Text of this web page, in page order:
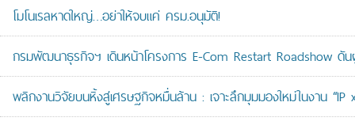
โมโนเรลหาดใหญ่…อย่าให้จบแค่ ครม.อนุมัติ!
กรมพัฒนาธุรกิจฯ เดินหน้าโครงการ E-Com Restart Roadshow ดั
พลิกงานวิจัยบนหิ้งสู่เศรษฐกิจหมื่นล้าน : เจาะลึกมุมมองใหม่ในงาน “IP